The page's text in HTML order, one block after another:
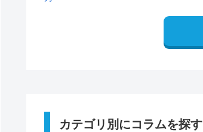
カテゴリ別にコラムを探す